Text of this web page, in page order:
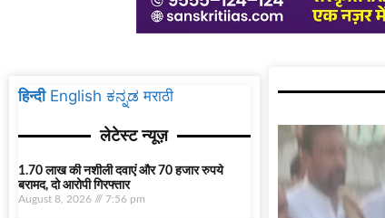
हिन्दी English ಕನ್ನಡ मराठी
लेटेस्ट न्यूज़
1.70 लाख की नशीली दवाएं और 70 हजार रुपये
बरामद, दो आरोपी गिरफ्तार
August 8, 2026 7:56 pm